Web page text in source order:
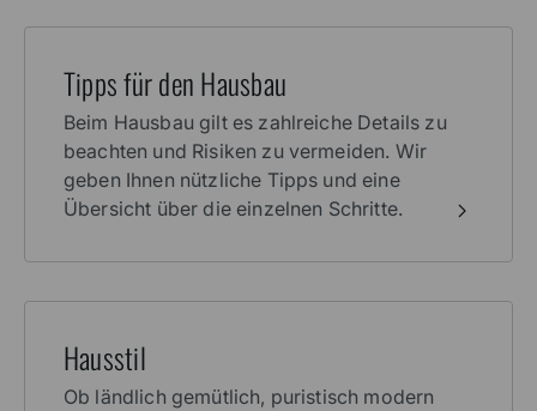
Tipps für den Hausbau
Beim Hausbau gilt es zahlreiche Details zu
beachten und Risiken zu vermeiden. Wir
geben Ihnen nützliche Tipps und eine
Übersicht über die einzelnen Schritte.
Hausstil
Ob ländlich gemütlich, puristisch modern